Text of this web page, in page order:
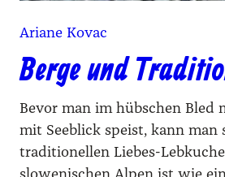
Ariane Kovac
Berge und
Bevor man im hübschen Bled
mit Seeblick speist, kann man
traditionellen Liebes-